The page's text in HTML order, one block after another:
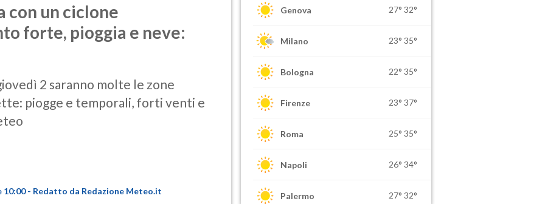
con un ciclone
forte, pioggia e neve:
2 saranno molte le zone
piogge e temporali, forti venti e
10:00 - Redatto da Redazione Meteo.it
Genova 27° 32°
Milano 23° 35°
Bologna 22° 35°
Firenze 23° 37°
Roma 25° 35°
Napoli 26° 34°
Palermo 27° 32°